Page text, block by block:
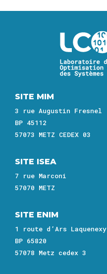
SITE MIM
3 rue Augustin Fresnel
BP 45112
57073 METZ CEDEX 03
SITE ISEA
7 rue Marconi
57070 METZ
SITE ENIM
1 route d’Ars Laquenexy
BP 65820
57078 Metz cedex 3